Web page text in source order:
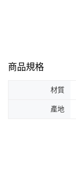
商品規格
材質
產地